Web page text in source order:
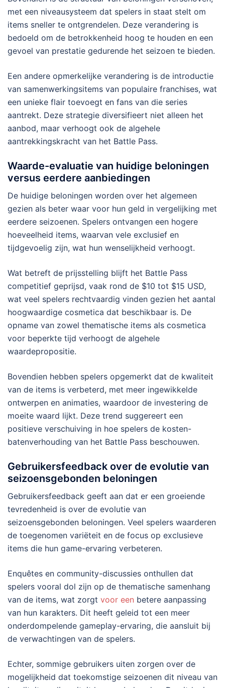
met een niveausysteem dat spelers in staat stelt om
items sneller te ontgrendelen. Deze verandering is
bedoeld om de betrokkenheid hoog te houden en een
gevoel van prestatie gedurende het seizoen te bieden.
Een andere opmerkelijke verandering is de introductie
van samenwerkingsitems van populaire franchises, wat
een unieke flair toevoegt en fans van die series
aantrekt. Deze strategie diversifieert niet alleen het
aanbod, maar verhoogt ook de algehele
aantrekkingskracht van het Battle Pass.
Waarde-evaluatie van huidige beloningen
versus eerdere aanbiedingen
De huidige beloningen worden over het algemeen
gezien als beter waar voor hun geld in vergelijking met
eerdere seizoenen. Spelers ontvangen een hogere
hoeveelheid items, waarvan vele exclusief en
tijdgevoelig zijn, wat hun wenselijkheid verhoogt.
Wat betreft de prijsstelling blijft het Battle Pass
competitief geprijsd, vaak rond de $10 tot $15 USD,
wat veel spelers rechtvaardig vinden gezien het aantal
hoogwaardige cosmetica dat beschikbaar is. De
opname van zowel thematische items als cosmetica
voor beperkte tijd verhoogt de algehele
waardepropositie.
Bovendien hebben spelers opgemerkt dat de kwaliteit
van de items is verbeterd, met meer ingewikkelde
ontwerpen en animaties, waardoor de investering de
moeite waard lijkt. Deze trend suggereert een
positieve verschuiving in hoe spelers de kosten-
batenverhouding van het Battle Pass beschouwen.
Gebruikersfeedback over de evolutie van
seizoensgebonden beloningen
Gebruikersfeedback geeft aan dat er een groeiende
tevredenheid is over de evolutie van
seizoensgebonden beloningen. Veel spelers waarderen
de toegenomen variëteit en de focus op exclusieve
items die hun game-ervaring verbeteren.
Enquêtes en community-discussies onthullen dat
spelers vooral dol zijn op de thematische samenhang
van de items, wat zorgt voor een betere aanpassing
van hun karakters. Dit heeft geleid tot een meer
onderdompelende gameplay-ervaring, die aansluit bij
de verwachtingen van de spelers.
Echter, sommige gebruikers uiten zorgen over de
mogelijkheid dat toekomstige seizoenen dit niveau van